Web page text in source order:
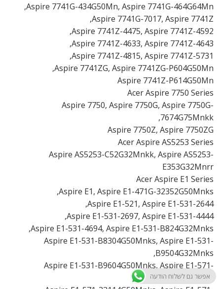
Aspire 7741G-434G50Mn, Aspire 7741G-464G64Mn,
Aspire 7741G-7017, Aspire 7741Z,
Aspire 7741Z-4475, Aspire 7741Z-4592,
Aspire 7741Z-4633, Aspire 7741Z-4643,
Aspire 7741Z-4815, Aspire 7741Z-5731,
Aspire 7741ZG, Aspire 7741ZG-P604G50Mn,
Aspire 7741Z-P614G50Mn
Acer Aspire 7750 Series
Aspire 7750, Aspire 7750G, Aspire 7750G-
7674G75Mnkk,
Aspire 7750Z, Aspire 7750ZG
Acer Aspire AS5253 Series
Aspire AS5253-C52G32Mnkk, Aspire AS5253-
E353G32Mnrr
Acer Aspire E1 Series
Aspire E1, Aspire E1-471G-32352G50Mnks,
Aspire E1-521, Aspire E1-531-2644,
Aspire E1-531-2697, Aspire E1-531-4444,
Aspire E1-531-4694, Aspire E1-531-B824G32Mnks,
Aspire E1-531-B8304G50Mnks, Aspire E1-531-
B9504G32Mnks,
Aspire E1-531-B9604G50Mnks, Aspire E1-571-
32324G50Mnks,
אפשר גם לשלוח הודעה